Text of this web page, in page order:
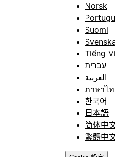
Norsk
Suomi
Svenska
Tiếng
עברית
العربية
ภาษาไท
한국어
日本語
简体中
繁體中